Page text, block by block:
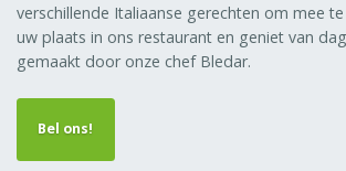
verschillende Italiaanse gerechten om mee
uw plaats in ons restaurant en geniet van
gemaakt door onze chef Bledar.
Bel ons!